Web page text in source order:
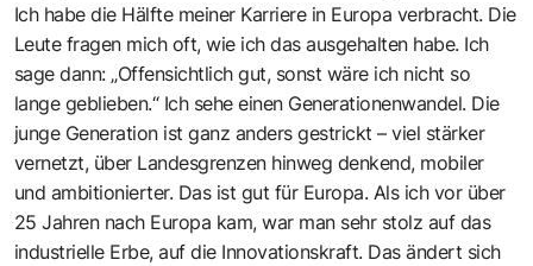
Ich habe die Hälfte meiner Karriere in Europa verbracht. Die
Leute fragen mich oft, wie ich das ausgehalten habe. Ich
sage dann: „Offensichtlich gut, sonst wäre ich nicht so
lange geblieben.“ Ich sehe einen Generationenwandel. Die
junge Generation ist ganz anders gestrickt – viel stärker
vernetzt, über Landesgrenzen hinweg denkend, mobiler
und ambitionierter. Das ist gut für Europa. Als ich vor über
25 Jahren nach Europa kam, war man sehr stolz auf das
industrielle Erbe, auf die Innovationskraft. Das ändert sich